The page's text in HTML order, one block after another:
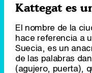
Kattegat es
El nombre de la
hace referencia a
Suecia, es un
de las palabras
(agujero, puerta),